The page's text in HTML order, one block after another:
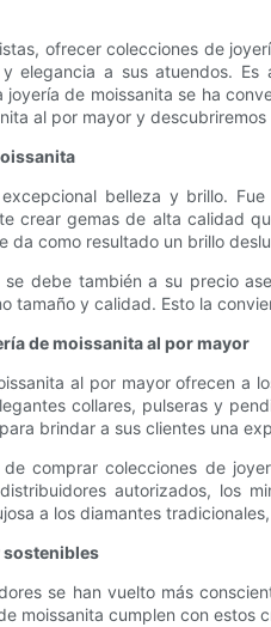
ofrecer colecciones de
elegancia a sus atuendos.
de moissanita se ha
al por mayor y
belleza y brillo.
crear gemas de alta calidad
da como resultado un brillo
debe también a su precio
tamaño y calidad. Esto la
de moissanita al por mayor
al por mayor ofrecen a
collares, pulseras y
brindar a sus clientes una
comprar colecciones de
autorizados, los
a los diamantes
sostenibles
se han vuelto más
moissanita cumplen con